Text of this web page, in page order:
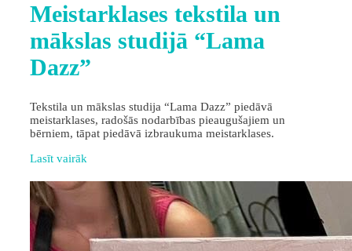
Meistarklases tekstila un
mākslas studijā “Lama
Dazz”
Tekstila un mākslas studija “Lama Dazz” piedāvā
meistarklases, radošās nodarbības pieaugušajiem un
bērniem, tāpat piedāvā izbraukuma meistarklases.
Lasīt vairāk